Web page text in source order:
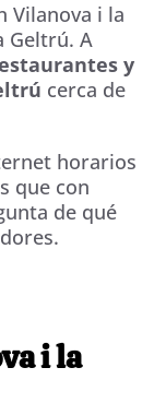
Vilanova i la
Geltrú. A
y
cerca de
horarios
que con
de qué
i la